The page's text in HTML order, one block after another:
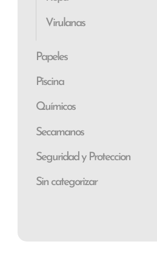
Virulanas
Papeles
Piscina
Químicos
Secamanos
Seguridad y Proteccion
Sin categorizar